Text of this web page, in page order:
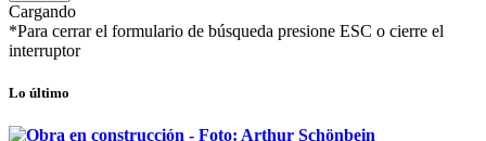
Cargando
*Para cerrar el formulario de búsqueda presione ESC o cierre el
interruptor
Lo último